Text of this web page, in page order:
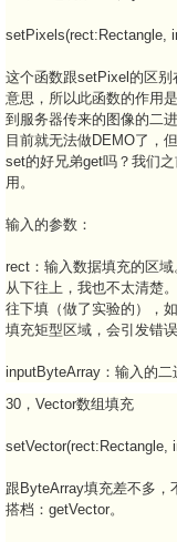
setPixels(rect:Rectangle,
这个函数跟setPixel的区别
意思，所以此函数的作用
到服务器传来的图像的二
目前就无法做DEMO了，
set的好兄弟get吗？我们
用。
输入的参数：
rect：输入数据填充的区
从下往上，我也不太清楚
往下填（做了实验的），
填充矩型区域，会引发错
inputByteArray：输入的二
30，Vector数组填充
setVector(rect:Rectangle,
跟ByteArray填充差不多，
搭档：getVector。